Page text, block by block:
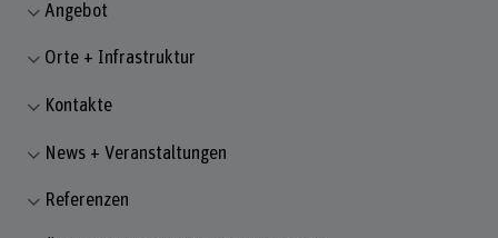
Angebot
Orte + Infrastruktur
Kontakte
News + Veranstaltungen
Referenzen